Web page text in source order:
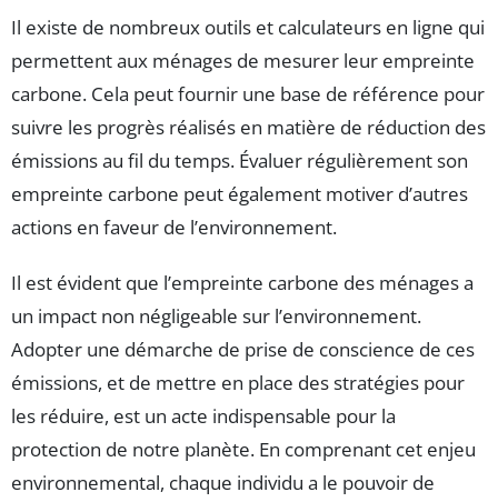
Il existe de nombreux outils et calculateurs en ligne qui
permettent aux ménages de mesurer leur empreinte
carbone. Cela peut fournir une base de référence pour
suivre les progrès réalisés en matière de réduction des
émissions au fil du temps. Évaluer régulièrement son
empreinte carbone peut également motiver d’autres
actions en faveur de l’environnement.
Il est évident que l’empreinte carbone des ménages a
un impact non négligeable sur l’environnement.
Adopter une démarche de prise de conscience de ces
émissions, et de mettre en place des stratégies pour
les réduire, est un acte indispensable pour la
protection de notre planète. En comprenant cet enjeu
environnemental, chaque individu a le pouvoir de